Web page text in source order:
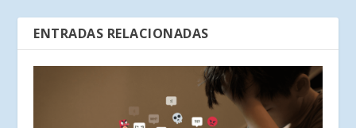
ENTRADAS RELACIONADAS